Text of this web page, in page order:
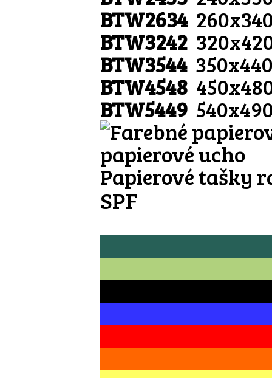
BTW2634
BTW3242
BTW3544
BTW4548
BTW5449
Papierové tašky
SPF